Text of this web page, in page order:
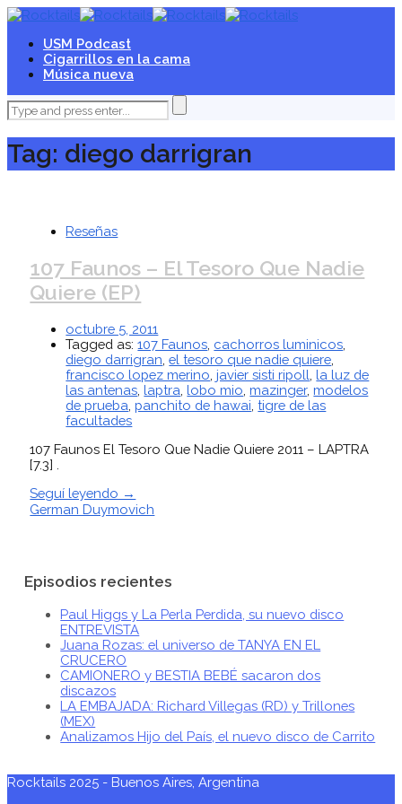
USM Podcast
Cigarrillos en la cama
Música nueva
Tag: diego darrigran
Reseñas
107 Faunos – El Tesoro Que Nadie
Quiere (EP)
octubre 5, 2011
Tagged as:107 Faunos cachorros luminicos
diego darrigran ,el tesoro que nadie quiere
francisco lopez merino ,javier sisti ripoll ,la luz de
las antenas ,laptra ,lobo mio ,mazinger,modelos
de prueba ,panchito de hawai ,tigre de las
facultades
107 Faunos El Tesoro Que Nadie Quiere 2011 – LAPTRA
[7.3] .
Seguí leyendo →
German Duymovich
Episodios recientes
Paul Higgs y La Perla Perdida, su nuevo disco
ENTREVISTA
Juana Rozas: el universo de TANYA EN EL
CRUCERO
CAMIONERO y BESTIA BEBÉ sacaron dos
discazos
LA EMBAJADA: Richard Villegas (RD) y Trillones
(MEX)
Analizamos Hijo del País, el nuevo disco de Carrito
Rocktails 2025 - Buenos Aires, Argentina